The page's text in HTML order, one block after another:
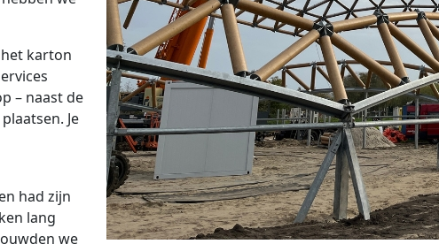
karton
– naast de
Je
had zijn
lang
we